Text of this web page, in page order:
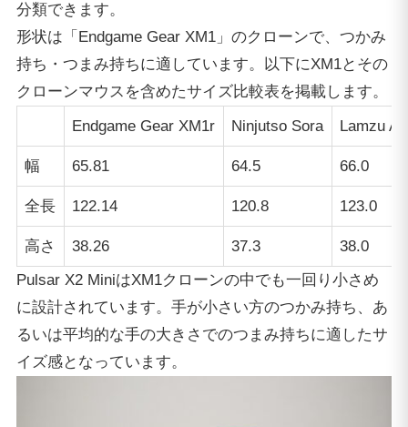
分類できます。
形状は「Endgame Gear XM1」のクローンで、つかみ
持ち・つまみ持ちに適しています。以下にXM1とその
クローンマウスを含めたサイズ比較表を掲載します。
Endgame Gear XM1r
Ninjutso Sora Lamzu
幅 65.81 64.5 66.0
全長 122.14 120.8 123.0
高さ 38.26 37.3
38.0
Pulsar X2 MiniはXM1クローンの中でも一回り小さめ
に設計されています。手が小さい方のつかみ持ち、あ
るいは平均的な手の大きさでのつまみ持ちに適したサ
イズ感となっています。